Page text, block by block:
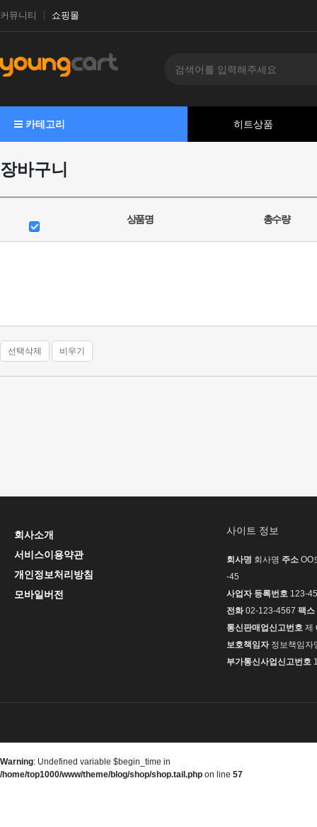
커뮤니티 쇼핑몰
카테고리 히트상품
장바구니
상품명 총수량
선택삭제 비우기
회사소개
서비스이용약관
개인정보처리방침
모바일버전
사이트 정보
회사명 회사명 주소 OO
-45
사업자 등록번호 123-
전화02-123-4567 팩스
통신판매업신고번호 제
보호책임자정보책임자
부가통신사업신고번호
Warning: Undefined variable $begin_time in
/home/top1000/www/theme/blog/shop/shop.tail.php on line 57